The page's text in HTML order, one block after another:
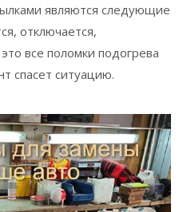
являются следующие
отключается,
все поломки подогрева
спасет ситуацию.